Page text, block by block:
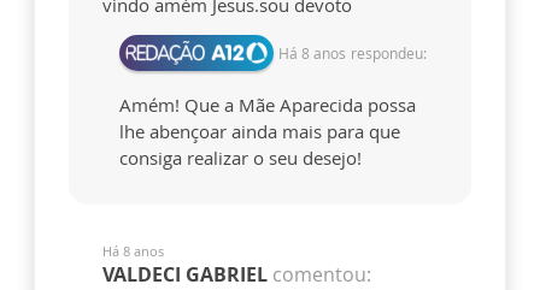
vindo amém Jesus.sou devoto
Há 8 anos respondeu:
Amém! Que a Mãe Aparecida possa
lhe abençoar ainda mais para que
consiga realizar o seu desejo!
Há 8 anos
VALDECI GABRIEL comentou: